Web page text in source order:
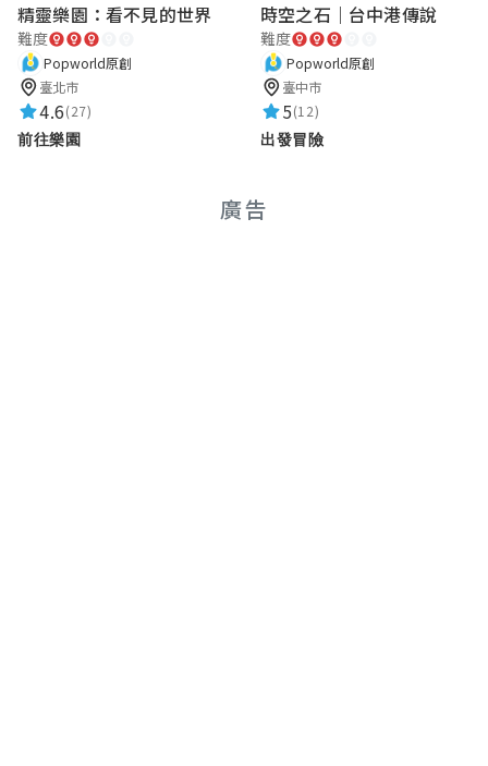
精靈樂園：看不見的世界
難度
Popworld原創
臺北市
4.6(27)
前往樂園
時空之石｜台中港傳說
難度
Popworld原創
臺中市
5(12)
出發冒險
廣告